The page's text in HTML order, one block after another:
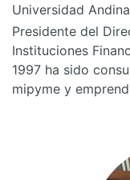
Universidad
Presidente del
Instituciones
1997 ha sido
mipyme y